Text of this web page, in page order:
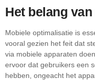
Het belang
Mobiele optimalisatie is
vooral gezien het feit dat
via mobiele apparaten
ervoor dat gebruikers een
hebben, ongeacht het